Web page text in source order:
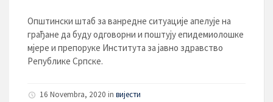
Општински штаб за ванредне ситуације апелује на
грађане да буду одговорни и поштују епидемиолошке
мјере и препоруке Института за јавно здравство
Републике Српске.
16 Novembra, 2020 in вијести